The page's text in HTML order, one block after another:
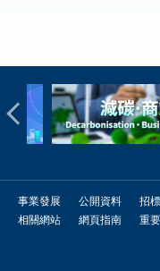
事業發展 公開資料 招
相關網站
網頁指南 重